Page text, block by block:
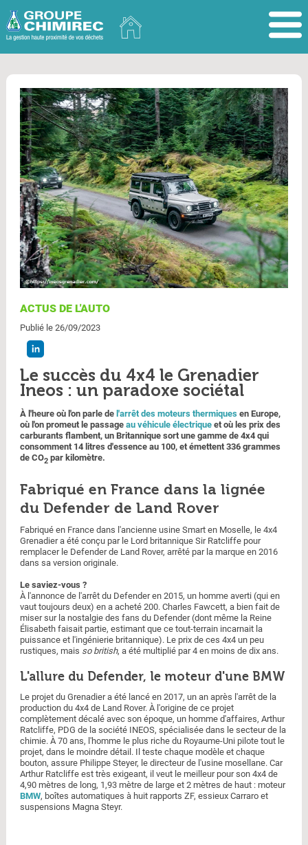
ACTUS DE L'AUTO
Publié le 26/09/2023
Le succès du 4x4 le Grenadier
Ineos : un paradoxe sociétal
À l'heure où l'on parle de l'arrêt des moteurs thermiquesen Europe,
où l'on promeut le passage au véhicule électriqueet où les prix des
carburants flambent, un Britannique sort une gamme de 4x4 qui
consomment 14 litres d'essence au 100, et émettent 336 grammes
de CO2par kilomètre.
Fabriqué en France dans la lignée
du Defender de Land Rover
Fabriqué en France dans l'ancienne usine Smart en Moselle, le 4x4
Grenadier a été conçu par le Lord britannique Sir Ratcliffe pour
remplacer le Defender de Land Rover, arrêté par la marque en 2016
dans sa version originale.
Le saviez-vous ?
À l'annonce de l'arrêt du Defender en 2015, un homme averti (qui en
vaut toujours deux) en a acheté 200. Charles Fawcett, a bien fait de
miser sur la nostalgie des fans du Defender (dont même la Reine
Élisabeth faisait partie, estimant que ce tout-terrain incarnait la
puissance et l'ingénierie britannique). Le prix de ces 4x4 un peu
rustiques, mais so british, a été multiplié par 4 en moins de dix ans.
L'allure du Defender, le moteur d'une BMW
Le projet du Grenadier a été lancé en 2017, un an après l'arrêt de la
production du 4x4 de Land Rover. À l'origine de ce projet
complètement décalé avec son époque, un homme d'affaires, Arthur
Ratcliffe, PDG de la société INEOS, spécialisée dans le secteur de la
chimie. À 70 ans, l'homme le plus riche du Royaume-Uni pilote tout le
projet, dans le moindre détail. Il teste chaque modèle et chaque
bouton, assure Philippe Steyer, le directeur de l'usine mosellane. Car
Arthur Ratcliffe est très exigeant, il veut le meilleur pour son 4x4 de
4,90 mètres de long, 1,93 mètre de large et 2 mètres de haut : moteur
BMW, boîtes automatiques à huit rapports ZF, essieux Carraro et
suspensions Magna Steyr.